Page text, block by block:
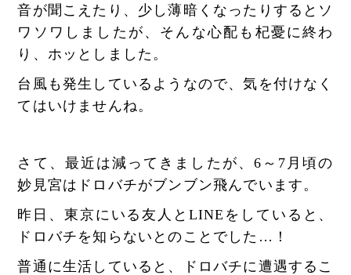
音が聞こえたり、少し薄暗くなったりするとソ
ワソワしましたが、そんな心配も杞憂に終わ
り、ホッとしました。
台風も発生しているようなので、気を付けなく
てはいけませんね。
さて、最近は減ってきましたが、6～7月頃の
妙見宮はドロバチがブンブン飛んでいます。
昨日、東京にいる友人とLINEをしていると、
ドロバチを知らないとのことでした…！
普通に生活していると、ドロバチに遭遇するこ